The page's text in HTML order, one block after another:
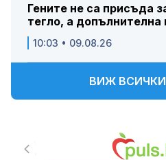
Гените не са присъда
тегло, а
10:03 • 09.08.26
ВИЖ